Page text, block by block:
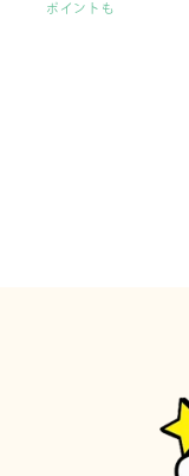
ポイントも